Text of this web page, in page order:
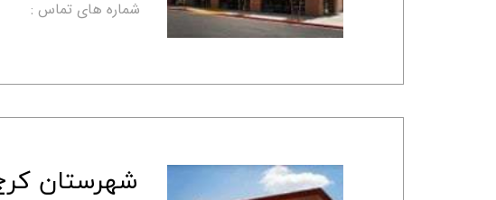
شماره های تماس :
شهرستان